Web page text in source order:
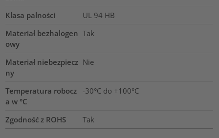
Klasa palności
UL 94 HB
Materiał bezhalogen
owy
Tak
Materiał niebezpiecz
ny
Nie
Temperatura robocz
a w °C
-30°C do +100°C
Zgodność z ROHS Tak